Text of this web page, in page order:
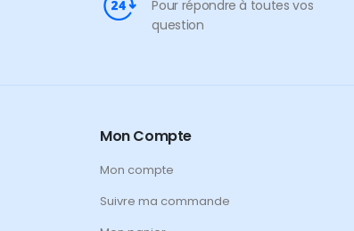
Pour répondre à toutes vos
question
Mon Compte
Mon compte
Suivre ma commande